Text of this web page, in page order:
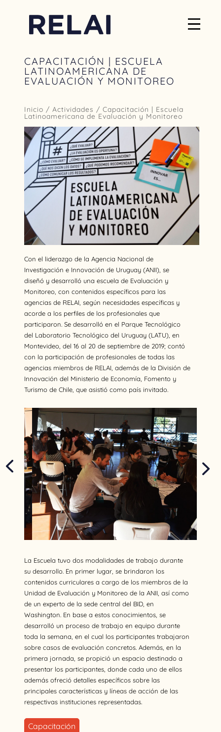
CAPACITACIÓN | ESCUELA
LATINOAMERICANA DE
EVALUACIÓN Y MONITOREO
Inicio / Actividades / Capacitación | Escuela
Latinoamericana de Evaluación y Monitoreo
Con el liderazgo de la Agencia Nacional de
Investigación e Innovación de Uruguay (ANII), se
diseñó y desarrolló una escuela de Evaluación y
Monitoreo, con contenidos específicos para las
agencias de RELAI, según necesidades específicas y
acorde a los perfiles de los profesionales que
participaron. Se desarrolló en el Parque Tecnológico
del Laboratorio Tecnológico del Uruguay (LATU), en
Montevideo, del 16 al 20 de septiembre de 2019; contó
con la participación de profesionales de todas las
agencias miembros de RELAI, además de la División de
Innovación del Ministerio de Economía, Fomento y
Turismo de Chile, que asistió como país invitado.
La Escuela tuvo dos modalidades de trabajo durante
su desarrollo. En primer lugar, se brindaron los
contenidos curriculares a cargo de los miembros de la
Unidad de Evaluación y Monitoreo de la ANII, así como
de un experto de la sede central del BID, en
Washington. En base a estos conocimientos, se
desarrolló un proceso de trabajo en equipo durante
toda la semana, en el cual los participantes trabajaron
sobre casos de evaluación concretos. Además, en la
primera jornada, se propició un espacio destinado a
presentar los participantes, donde cada uno de ellos
además ofreció detalles específicos sobre las
principales características y líneas de acción de las
respectivas instituciones representadas.
Capacitación